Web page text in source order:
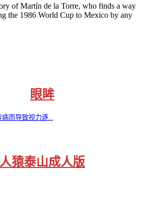
of Martín de la Torre, who finds a way
the 1986 World Cup to Mexico by any
眼眸
而导致视力逐...
人猿泰山成人版